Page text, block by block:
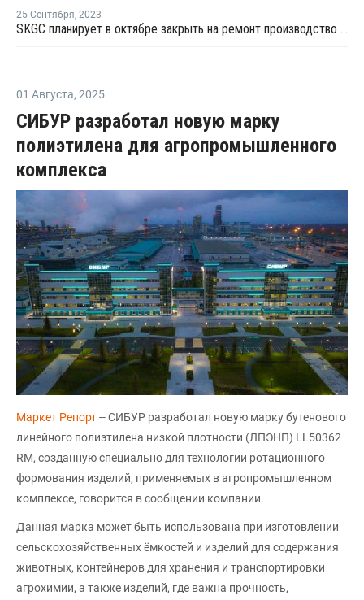
25 Сентября, 2023
SKGC планирует в октябре закрыть на ремонт производство бутадиена в Ульсане
01 Августа, 2025
СИБУР разработал новую марку
полиэтилена для агропромышленного
комплекса
Маркет Репорт-- СИБУР разработал новую марку бутенового
линейного полиэтилена низкой плотности (ЛПЭНП) LL50362
RM, созданную специально для технологии ротационного
формования изделий, применяемых в агропромышленном
комплексе, говорится в сообщении компании.
Данная марка может быть использована при изготовлении
сельскохозяйственных ёмкостей и изделий для содержания
животных, контейнеров для хранения и транспортировки
агрохимии, а также изделий, где важна прочность,